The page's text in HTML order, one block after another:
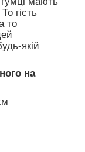
гість
то
якій
на